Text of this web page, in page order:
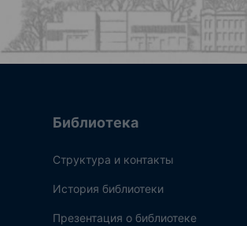
Библиотека
Структура и контакты
История библиотеки
Презентация о библиотеке